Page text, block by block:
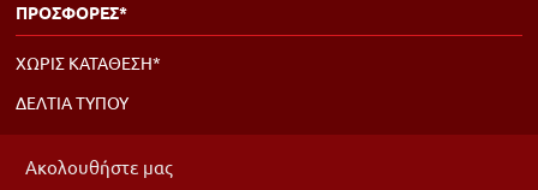
ΠΡΟΣΦΟΡΕΣ*
ΧΩΡΙΣ ΚΑΤΑΘΕΣΗ*
ΔΕΛΤΙΑ ΤΥΠΟΥ
Ακολουθήστε μας